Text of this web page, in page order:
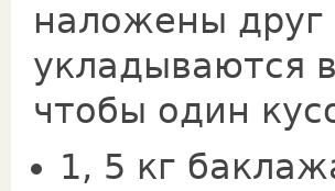
наложены друг
укладываются
чтобы один
1, 5 кг